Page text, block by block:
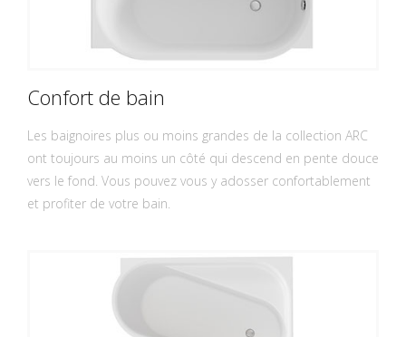
Confort de bain
Les baignoires plus ou moins grandes de la collection ARC
ont toujours au moins un côté qui descend en pente douce
vers le fond. Vous pouvez vous y adosser confortablement
et profiter de votre bain.